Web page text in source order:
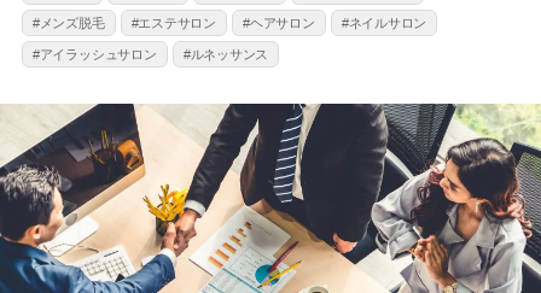
メンズ脱毛 エステサロン ヘアサロン ネイルサロン
アイラッシュサロン ルネッサンス